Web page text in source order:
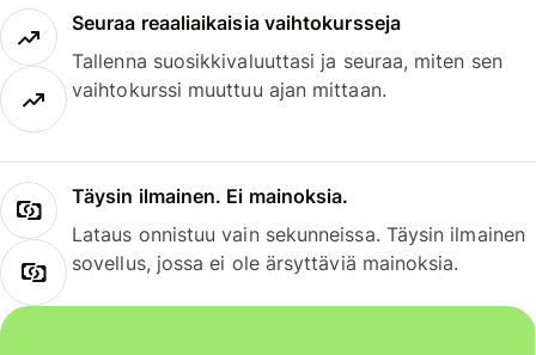
Seuraa reaaliaikaisia vaihtokursseja
Tallenna suosikkivaluuttasi ja seuraa, miten sen
vaihtokurssi muuttuu ajan mittaan.
Täysin ilmainen. Ei mainoksia.
Lataus onnistuu vain sekunneissa. Täysin ilmainen
sovellus, jossa ei ole ärsyttäviä mainoksia.